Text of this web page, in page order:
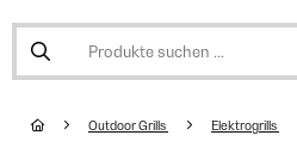
Outdoor Grills Elektrogrills